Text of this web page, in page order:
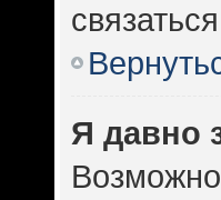
Я давно